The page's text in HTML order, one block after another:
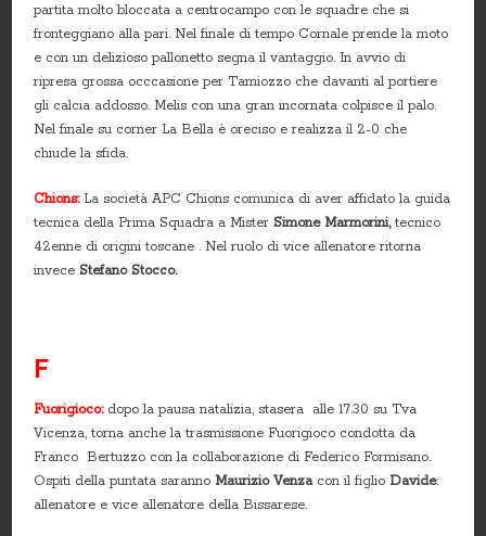
partita molto bloccata a centrocampo con le squadre che si
fronteggiano alla pari. Nel finale di tempo Cornale prende la moto
e con un delizioso pallonetto segna il vantaggio. In avvio di
ripresa grossa occcasione per Tamiozzo che davanti al portiere
gli calcia addosso. Melis con una gran incornata colpisce il palo.
Nel finale su corner La Bella è oreciso e realizza il 2-0 che
chiude la sfida.
Chions: La società APC Chions comunica di aver affidato la guida
tecnica della Prima Squadra a Mister Simone Marmorini,tecnico
42enne di origini toscane . Nel ruolo di vice allenatore ritorna
invece Stefano Stocco.
F
Fuorigioco:dopo la pausa natalizia, stasera alle 17.30 su Tva
Vicenza, torna anche la trasmissione Fuorigioco condotta da
Franco Bertuzzo con la collaborazione di Federico Formisano.
Ospiti della puntata sarannoMaurizio Venzacon il figlioDavide:
allenatore e vice allenatore della Bissarese.